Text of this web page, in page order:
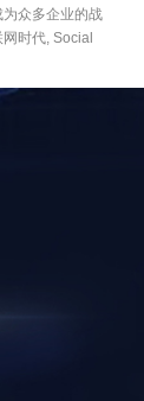
众多企业的战
时代, Social